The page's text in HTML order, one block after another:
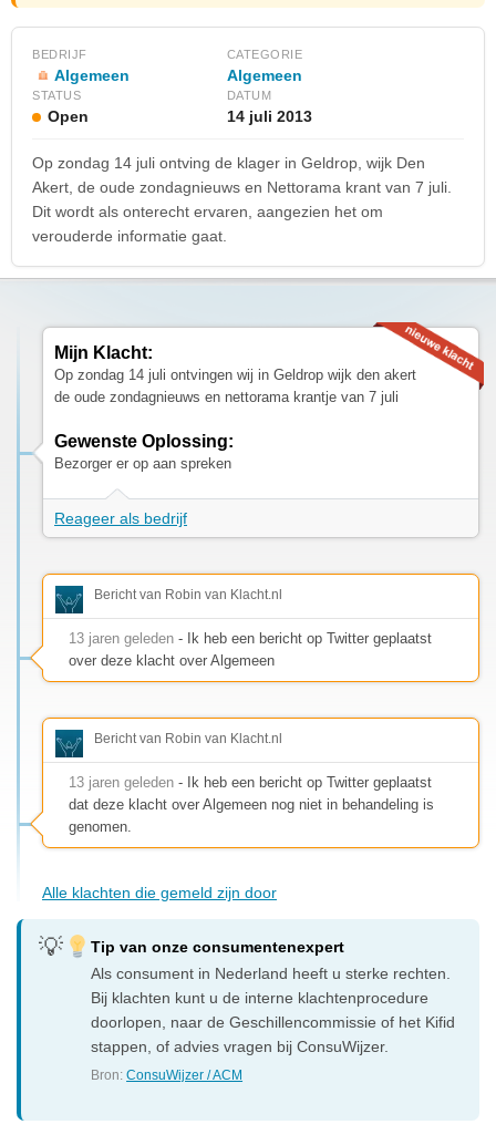
BEDRIJF
Algemeen
CATEGORIE
Algemeen
STATUS
Open
DATUM
14 juli 2013
Op zondag 14 juli ontving de klager in Geldrop, wijk Den
Akert, de oude zondagnieuws en Nettorama krant van 7 juli.
Dit wordt als onterecht ervaren, aangezien het om
verouderde informatie gaat.
Mijn Klacht:
Op zondag 14 juli ontvingen wij in Geldrop wijk den akert
de oude zondagnieuws en nettorama krantje van 7 juli
Gewenste Oplossing:
Bezorger er op aan spreken
Reageer als bedrijf
Bericht van Robin van Klacht.nl
13 jaren geleden - Ik heb een bericht op Twitter geplaatst
over deze klacht over Algemeen
Bericht van Robin van Klacht.nl
13 jaren geleden - Ik heb een bericht op Twitter geplaatst
dat deze klacht over Algemeen nog niet in behandeling is
genomen.
Alle klachten die gemeld zijn door
Tip van onze consumentenexpert
Als consument in Nederland heeft u sterke rechten.
Bij klachten kunt u de interne klachtenprocedure
doorlopen, naar de Geschillencommissie of het Kifid
stappen, of advies vragen bij ConsuWijzer.
Bron:ConsuWijzer / ACM